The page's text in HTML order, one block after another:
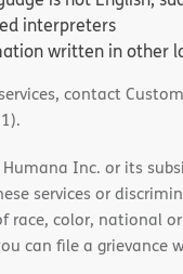
interpreters
written in other
contact
Inc. or its
services or
race, color, national
can file a grievance